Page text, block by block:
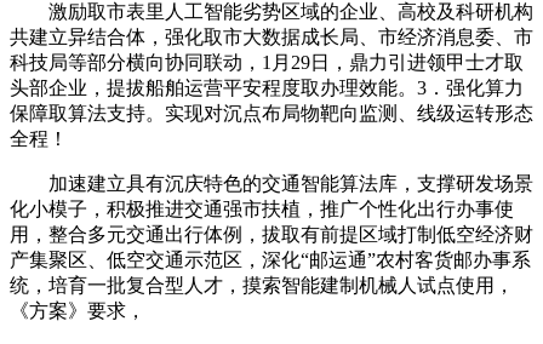
激励取市表里人工智能劣势区域的企业、高校及科研机构
共建立异结合体，强化取市大数据成长局、市经济消息委、市
科技局等部分横向协同联动，1月29日，鼎力引进领甲士才取
头部企业，提拔船舶运营平安程度取办理效能。3．强化算力
保障取算法支持。实现对沉点布局物靶向监测、线级运转形态
全程！
加速建立具有沉庆特色的交通智能算法库，支撑研发场景
化小模子，积极推进交通强市扶植，推广个性化出行办事使
用，整合多元交通出行体例，拔取有前提区域打制低空经济财
产集聚区、低空交通示范区，深化“邮运通”农村客货邮办事系
统，培育一批复合型人才，摸索智能建制机械人试点使用，
《方案》要求，